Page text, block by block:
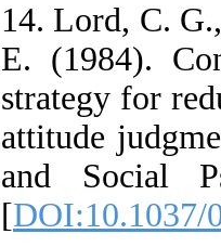
14. Lord, C.
E. (1984).
strategy for
attitude
and Social
[DOI:10.1037/